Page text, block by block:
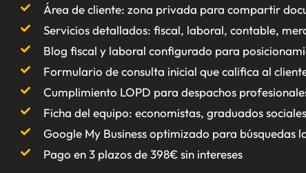
Área de cliente: zona privada para compartir
Servicios detallados: fiscal, laboral, contable,
Blog fiscal y laboral configurado para
Formulario de consulta inicial que califica al
Cumplimiento LOPD para despachos
Ficha del equipo: economistas, graduados
Google My Business optimizado para búsquedas
Pago en 3 plazos de 398€ sin intereses